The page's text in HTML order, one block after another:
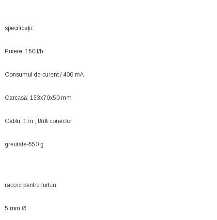
specificaţii:
Putere: 150 l/h
Consumul de curent / 400 mA
Carcasă: 153x70x50 mm
Cablu: 1 m , fără conector
greutate-550 g
racord pentru furtun
5 mm Ø